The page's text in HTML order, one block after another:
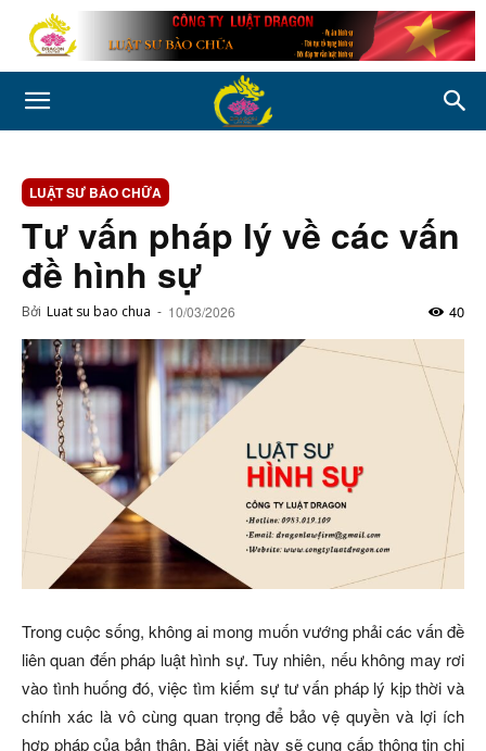
LUẬT SƯ BÀO CHỮA
Tư vấn pháp lý về các vấn
đề hình sự
Bởi Luat su bao chua - 10/03/2026 40
Trong cuộc sống, không ai mong muốn vướng phải các vấn đề
liên quan đến pháp luật hình sự. Tuy nhiên, nếu không may rơi
vào tình huống đó, việc tìm kiếm sự tư vấn pháp lý kịp thời và
chính xác là vô cùng quan trọng để bảo vệ quyền và lợi ích
hợp pháp của bản thân. Bài viết này sẽ cung cấp thông tin chi